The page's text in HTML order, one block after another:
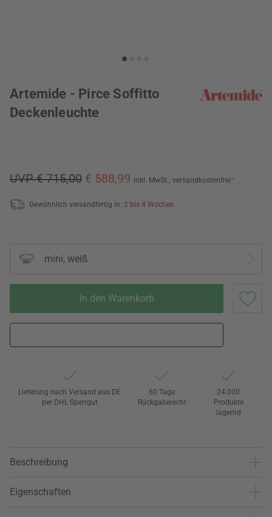
Artemide - Pirce Soffitto
Deckenleuchte
UVP € 715,00 € 588,99 inkl. MwSt., versandkostenfrei*
Gewöhnlich versandfertig in: 2 bis 4 Wochen
mini, weiß
In den Warenkorb
Lieferung nach Versand aus DE
per DHL Sperrgut
60 Tage
Rückgaberecht
24.000
Produkte
lagernd
Beschreibung
Eigenschaften